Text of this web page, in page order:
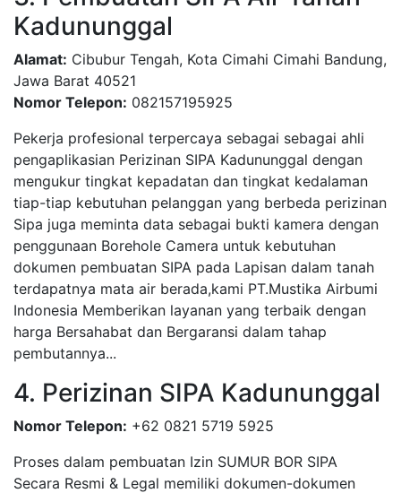
Kadununggal
Alamat: Cibubur Tengah, Kota Cimahi Cimahi Bandung,
Jawa Barat 40521
Nomor Telepon: 082157195925
Pekerja profesional terpercaya sebagai sebagai ahli
pengaplikasian Perizinan SIPA Kadununggal dengan
mengukur tingkat kepadatan dan tingkat kedalaman
tiap-tiap kebutuhan pelanggan yang berbeda perizinan
Sipa juga meminta data sebagai bukti kamera dengan
penggunaan Borehole Camera untuk kebutuhan
dokumen pembuatan SIPA pada Lapisan dalam tanah
terdapatnya mata air berada,kami PT.Mustika Airbumi
Indonesia Memberikan layanan yang terbaik dengan
harga Bersahabat dan Bergaransi dalam tahap
pembutannya...
4. Perizinan SIPA Kadununggal
Nomor Telepon: +62 0821 5719 5925
Proses dalam pembuatan Izin SUMUR BOR SIPA
Secara Resmi & Legal memiliki dokumen-dokumen